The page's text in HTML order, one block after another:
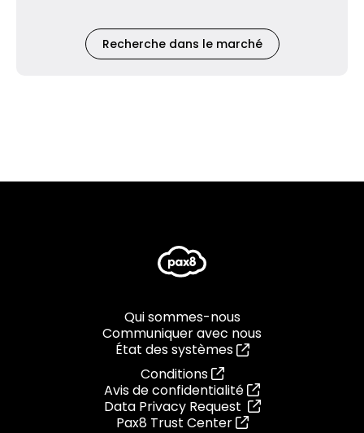
Recherche dans le marché
Qui sommes-nous
Communiquer avec nous
État des systèmes
Conditions
Avis de confidentialité
Data Privacy Request
Pax8 Trust Center